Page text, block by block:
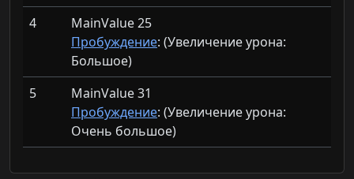
4
MainValue 25
Пробуждение: (Увеличение урона:
Большое)
5
MainValue 31
Пробуждение: (Увеличение урона:
Очень большое)